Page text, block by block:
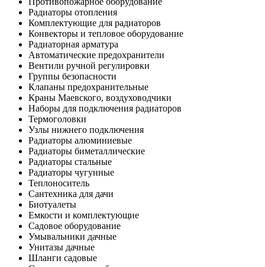
Радиаторы отопления
Комплектующие для радиаторов
Конвекторы и тепловое оборудование
Радиаторная арматура
Автоматические предохранители
Вентили ручной регулировки
Группы безопасности
Клапаны предохранительные
Краны Маевского, воздуховодчики
Наборы для подключения радиаторов
Термоголовки
Узлы нижнего подключения
Радиаторы алюминиевые
Радиаторы биметаллические
Радиаторы стальные
Радиаторы чугунные
Теплоноситель
Сантехника для дачи
Биотуалеты
Емкости и комплектующие
Садовое оборудование
Умывальники дачные
Унитазы дачные
Шланги садовые